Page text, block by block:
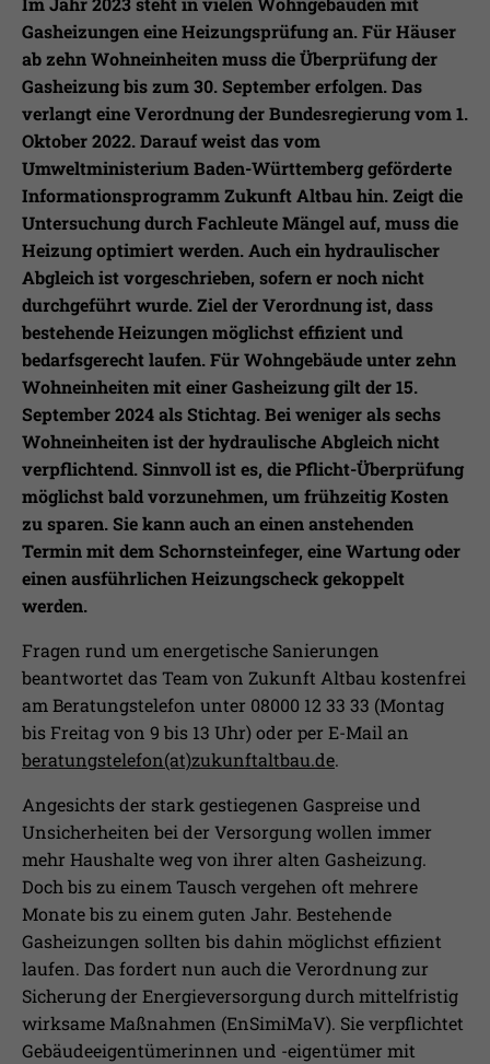
Gasheizungen eine Heizungsprüfung an. Für Häuser
ab zehn Wohneinheiten muss die Überprüfung der
Gasheizung bis zum 30. September erfolgen. Das
verlangt eine Verordnung der Bundesregierung vom 1.
Oktober 2022. Darauf weist das vom
Umweltministerium Baden-Württemberg geförderte
Informationsprogramm Zukunft Altbau hin. Zeigt die
Untersuchung durch Fachleute Mängel auf, muss die
Heizung optimiert werden. Auch ein hydraulischer
Abgleich ist vorgeschrieben, sofern er noch nicht
durchgeführt wurde. Ziel der Verordnung ist, dass
bestehende Heizungen möglichst effizient und
bedarfsgerecht laufen. Für Wohngebäude unter zehn
Wohneinheiten mit einer Gasheizung gilt der 15.
September 2024 als Stichtag. Bei weniger als sechs
Wohneinheiten ist der hydraulische Abgleich nicht
verpflichtend. Sinnvoll ist es, die Pflicht-Überprüfung
möglichst bald vorzunehmen, um frühzeitig Kosten
zu sparen. Sie kann auch an einen anstehenden
Termin mit dem Schornsteinfeger, eine Wartung oder
einen ausführlichen Heizungscheck gekoppelt
werden.
Fragen rund um energetische Sanierungen
beantwortet das Team von Zukunft Altbau kostenfrei
am Beratungstelefon unter 08000 12 33 33 (Montag
bis Freitag von 9 bis 13 Uhr) oder per E-Mail an
beratungstelefon(at)zukunftaltbau.de.
Angesichts der stark gestiegenen Gaspreise und
Unsicherheiten bei der Versorgung wollen immer
mehr Haushalte weg von ihrer alten Gasheizung.
Doch bis zu einem Tausch vergehen oft mehrere
Monate bis zu einem guten Jahr. Bestehende
Gasheizungen sollten bis dahin möglichst effizient
laufen. Das fordert nun auch die Verordnung zur
Sicherung der Energieversorgung durch mittelfristig
wirksame Maßnahmen (EnSimiMaV). Sie verpflichtet
Gebäudeeigentümerinnen und -eigentümer mit
Zweck
Erfasst Statistiken über Besuche des
Benutzers auf der Webseite, wie z.B. die
Anzahl der Besuche, durchschnittliche
Verweildauer auf der Webseite und
welche Seiten gelesen wurden.
Name _pk_ses
Anbieter Matomo
Laufzeit
Zweck
Wird verwendet, im Seitenaufrufe des
Besuchers während der Sitzung
nachzuverfolgen
Ihnen zusätzliche Informationen anzubieten.